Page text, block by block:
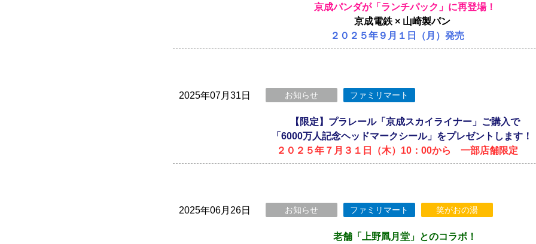
京成パンダが「ランチパック」に再登場！
京成電鉄 × 山崎製パン
２０２５年９月１日（月）発売
2025年07月31日 お知らせ ファミリマート
【限定】プラレール「京成スカイライナー」ご購入で
「6000万人記念ヘッドマークシール」をプレゼントします！
２０２５年７月３１日（木）10：00から 一部店舗限定
2025年06月26日 お知らせ ファミリマート 笑がおの湯
老舗「上野凮月堂」とのコラボ！